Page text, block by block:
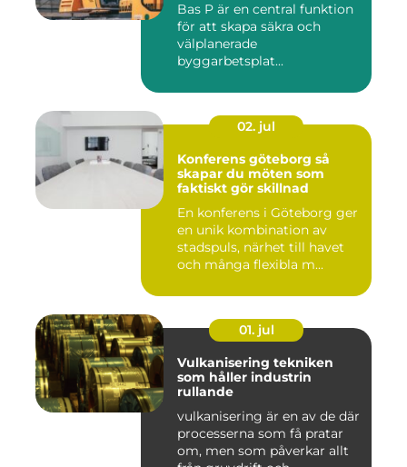
Bas P är en central funktion
för att skapa säkra och
välplanerade
byggarbetsplat...
02. jul
Konferens göteborg så
skapar du möten som
faktiskt gör skillnad
En konferens i Göteborg ger
en unik kombination av
stadspuls, närhet till havet
och många flexibla m...
01. jul
Vulkanisering tekniken
som håller industrin
rullande
vulkanisering är en av de där
processerna som få pratar
om, men som påverkar allt